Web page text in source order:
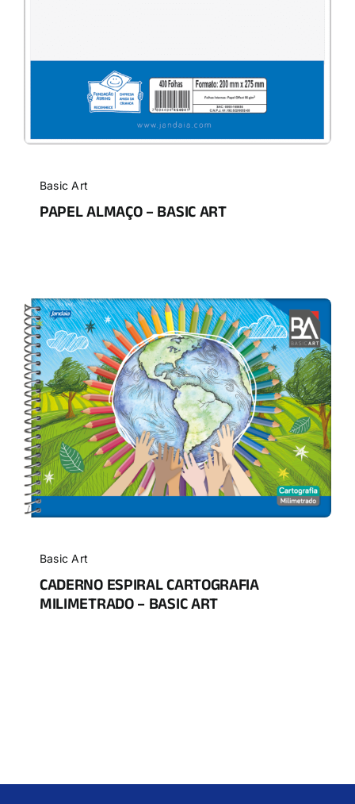
Basic Art
PAPEL ALMAÇO – BASIC ART
Basic Art
CADERNO ESPIRAL CARTOGRAFIA
MILIMETRADO – BASIC ART